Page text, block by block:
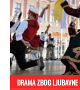
Sudbine
LIFESTYLE
Život
Ljubav
Zdravlje
Hi-Tech